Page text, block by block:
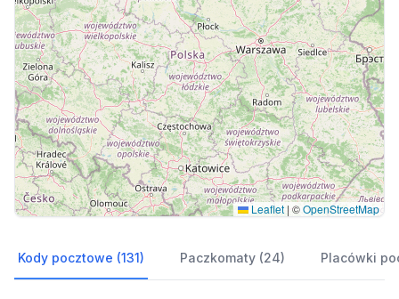
Leaflet | ©OpenStreetMap
Kody pocztowe (131) Paczkomaty (24) Placówki